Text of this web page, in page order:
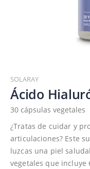
al
comienzo
de
la
galería
de
imágenes
SOLARAY
Ácido
30 cápsulas vegetales
¿Tratas de cuidar y
articulaciones? Este
luzcas una piel
vegetales que incluye